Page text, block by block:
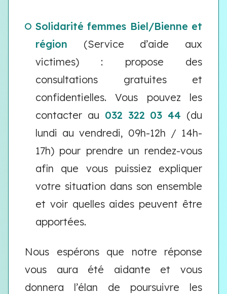
Solidarité femmes Biel/Bienne et
région (Service d’aide aux
victimes) : propose des
consultations gratuites et
confidentielles. Vous pouvez les
contacter au 032 322 03 44 (du
lundi au vendredi, 09h-12h / 14h-
17h) pour prendre un rendez-vous
afin que vous puissiez expliquer
votre situation dans son ensemble
et voir quelles aides peuvent être
apportées.
Nous espérons que notre réponse
vous aura été aidante et vous
donnera l’élan de poursuivre les